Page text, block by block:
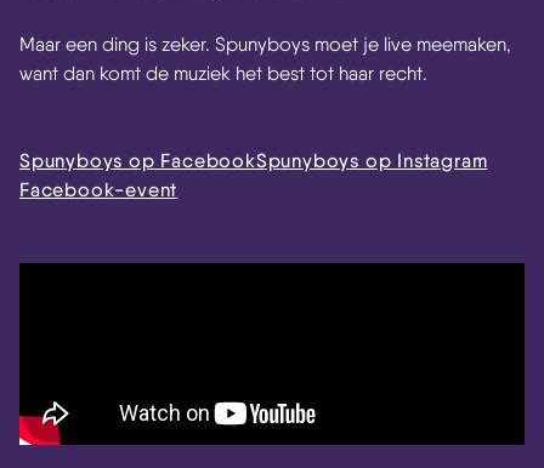
Maar een ding is zeker. Spunyboys moet je live meemaken,
want dan komt de muziek het best tot haar recht.
Spunyboys op FacebookSpunyboys op Instagram
Facebook-event